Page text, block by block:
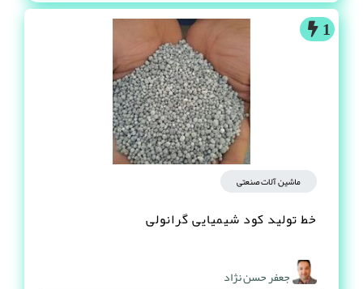
1
ماشین آلات صنعتی
خط تولید کود شیمیایی گرانولی
جعفر حسن نژاد